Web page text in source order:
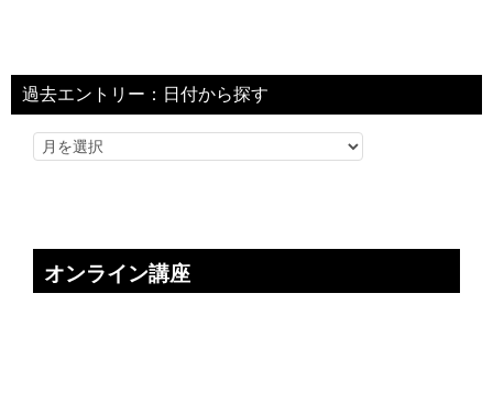
過去エントリー：日付から探す
オンライン講座